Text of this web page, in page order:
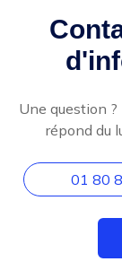
Une question
répond du
01 80